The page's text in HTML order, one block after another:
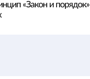
«Закон и порядок»